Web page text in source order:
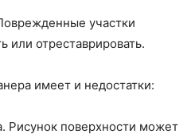
участки
отреставрировать.
имеет и недостатки:
Рисунок поверхности может